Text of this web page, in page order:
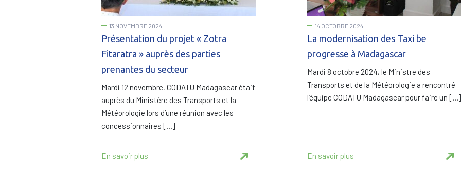
13 NOVEMBRE 2024
Présentation du projet « Zotra
Fitaratra » auprès des parties
prenantes du secteur
Mardi 12 novembre, CODATU Madagascar était
auprès du Ministère des Transports et la
Météorologie lors d’une réunion avec les
concessionnaires […]
En savoir plus
14 OCTOBRE 2024
La modernisation des Taxi be
progresse à Madagascar
Mardi 8 octobre 2024, le Ministre des
Transports et de la Météorologie a rencontré
l’équipe CODATU Madagascar pour faire un […]
En savoir plus